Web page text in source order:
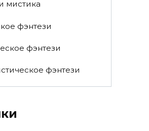
мистика
фэнтези
фэнтези
фэнтези